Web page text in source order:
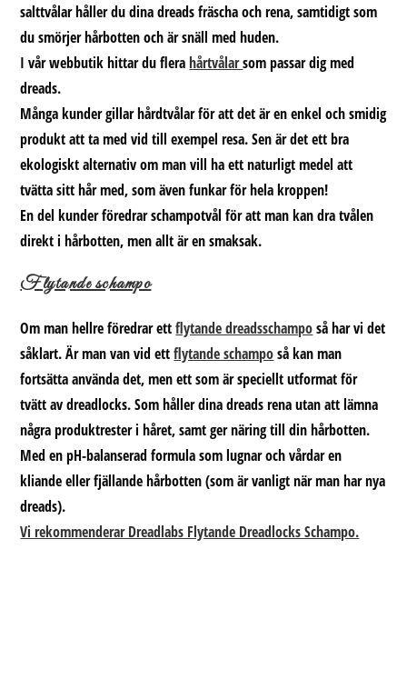
salttvålar håller du dina dreads fräscha och rena, samtidigt som
du smörjer hårbotten och är snäll med huden.
I vår webbutik hittar du flera hårtvålarsom passar dig med
dreads.
Många kunder gillar hårdtvålar för att det är en enkel och smidig
produkt att ta med vid till exempel resa. Sen är det ett bra
ekologiskt alternativ om man vill ha ett naturligt medel att
tvätta sitt hår med, som även funkar för hela kroppen!
En del kunder föredrar schampotvål för att man kan dra tvålen
direkt i hårbotten, men allt är en smaksak.
Flytande schampo
Om man hellre föredrar ettflytande dreadsschamposå har vi det
såklart. Är man van vid ettflytande schamposå kan man
fortsätta använda det, men ett som är speciellt utformat för
tvätt av dreadlocks. Som håller dina dreads rena utan att lämna
några produktrester i håret, samt ger näring till din hårbotten.
Med en pH-balanserad formula som lugnar och vårdar en
kliande eller fjällande hårbotten (som är vanligt när man har nya
dreads).
Vi rekommenderar Dreadlabs Flytande Dreadlocks Schampo.